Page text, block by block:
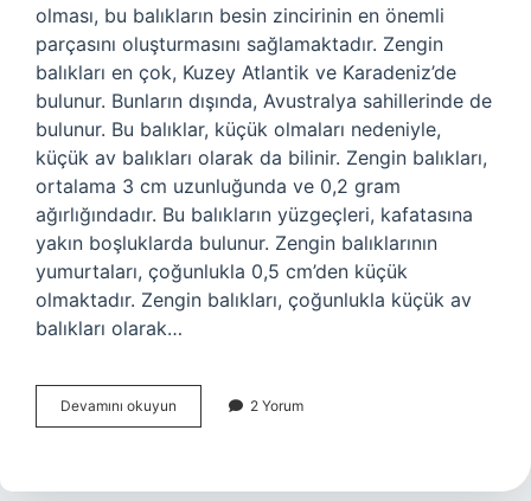
olması, bu balıkların besin zincirinin en önemli
parçasını oluşturmasını sağlamaktadır. Zengin
balıkları en çok, Kuzey Atlantik ve Karadeniz’de
bulunur. Bunların dışında, Avustralya sahillerinde de
bulunur. Bu balıklar, küçük olmaları nedeniyle,
küçük av balıkları olarak da bilinir. Zengin balıkları,
ortalama 3 cm uzunluğunda ve 0,2 gram
ağırlığındadır. Bu balıkların yüzgeçleri, kafatasına
yakın boşluklarda bulunur. Zengin balıklarının
yumurtaları, çoğunlukla 0,5 cm’den küçük
olmaktadır. Zengin balıkları, çoğunlukla küçük av
balıkları olarak…
Devamını okuyun
balığı
2 Yorum